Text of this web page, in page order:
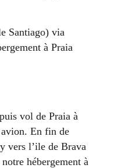
Santiago) via
à Praia
vol de Praia à
En fin de
vers l’ile de Brava
hébergement à